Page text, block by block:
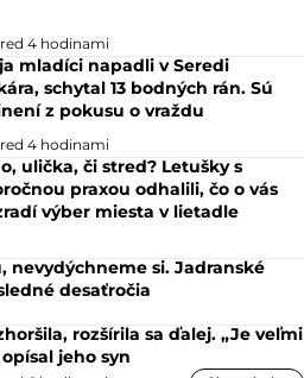
4 hodinami
mladíci napadli v Seredi
schytal 13 bodných rán. Sú
z pokusu o vraždu
4 hodinami
ulička, či stred? Letušky s
praxou odhalili, čo o vás
výber miesta v lietadle
nevydýchneme si. Jadranské
desaťročia
rozšírila sa ďalej. „Je veľmi
jeho syn